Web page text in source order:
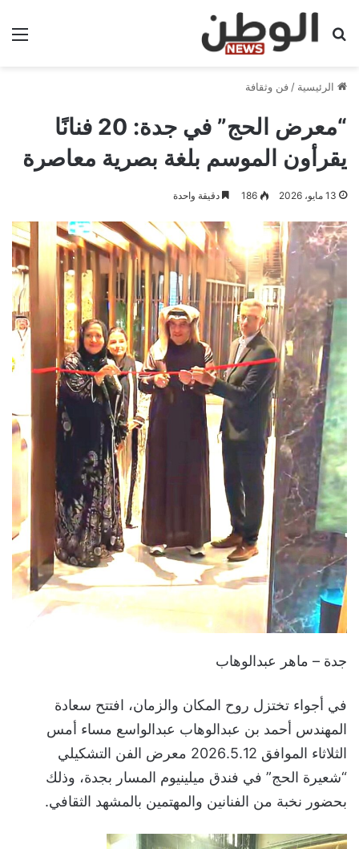
بحث عن
الرئيسية / فن وثقافة
“معرض الحج” في جدة: 20 فنانًا
يقرأون الموسم بلغة بصرية معاصرة
13 مايو، 2026 186 دقيقة واحدة
جدة – ماهر عبدالوهاب
في أجواء تختزل روح المكان والزمان، افتتح سعادة
المهندس أحمد بن عبدالوهاب عبدالواسع مساء أمس
الثلاثاء الموافق 2026.5.12 معرض الفن التشكيلي
“شعيرة الحج” في فندق ميلينيوم المسار بجدة، وذلك
بحضور نخبة من الفنانين والمهتمين بالمشهد الثقافي.